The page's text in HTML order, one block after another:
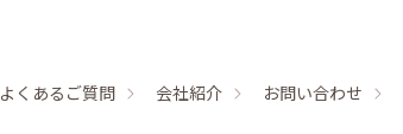
よくあるご質問 会社紹介 お問い合わせ